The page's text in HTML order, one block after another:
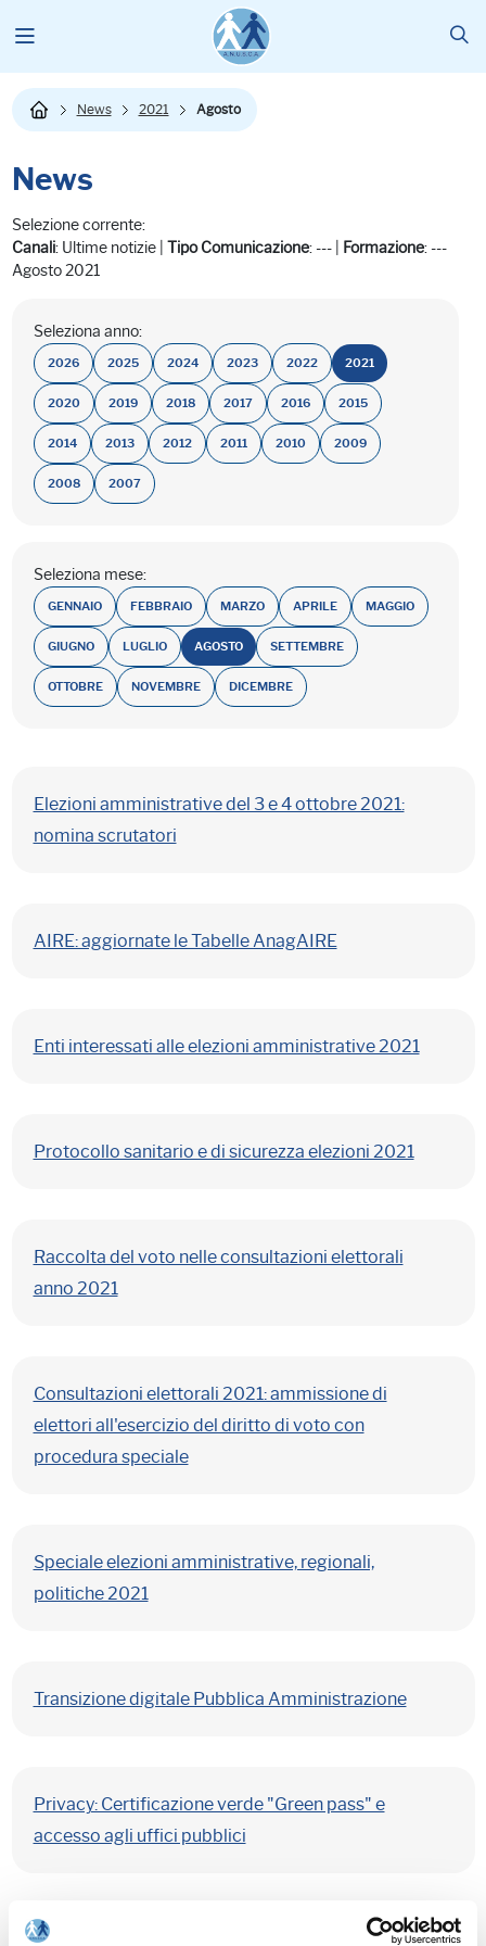
News 2021 Agosto
News
Selezione corrente:
Canali: Ultime notizie | Tipo Comunicazione: --- | Formazione: ---
Agosto 2021
Seleziona anno:
2026 2025 2024 2023 2022 2021
2020 2019 2018 2017 2016 2015
2014 2013 2012 2011 2010 2009
2008 2007
Seleziona mese:
GENNAIO FEBBRAIO MARZO APRILE MAGGIO
GIUGNO LUGLIO AGOSTO SETTEMBRE
OTTOBRE NOVEMBRE DICEMBRE
Elezioni amministrative del 3 e 4 ottobre 2021:
nomina scrutatori
AIRE: aggiornate le Tabelle AnagAIRE
Enti interessati alle elezioni amministrative 2021
Protocollo sanitario e di sicurezza elezioni 2021
Raccolta del voto nelle consultazioni elettorali
anno 2021
Consultazioni elettorali 2021: ammissione di
elettori all'esercizio del diritto di voto con
procedura speciale
Speciale elezioni amministrative, regionali,
politiche 2021
Transizione digitale Pubblica Amministrazione
Privacy: Certificazione verde "Green pass" e
accesso agli uffici pubblici
Consultazioni elettorali 3 e 4 ottobre 2021: